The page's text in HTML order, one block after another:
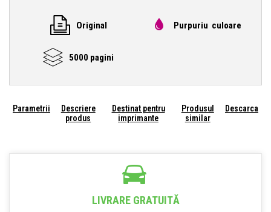
Original Purpuriu culoare
5000 pagini
Parametrii
Descriere
produs
Destinat pentru
imprimante
Produsul
similar
Descarca
LIVRARE GRATUITĂ